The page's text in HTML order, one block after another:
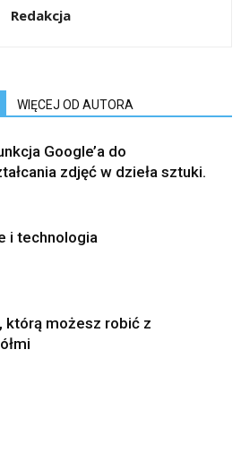
Redakcja
WIĘCEJ OD AUTORA
Google’a do
zdjęć w dzieła sztuki.
i technologia
którą możesz robić z